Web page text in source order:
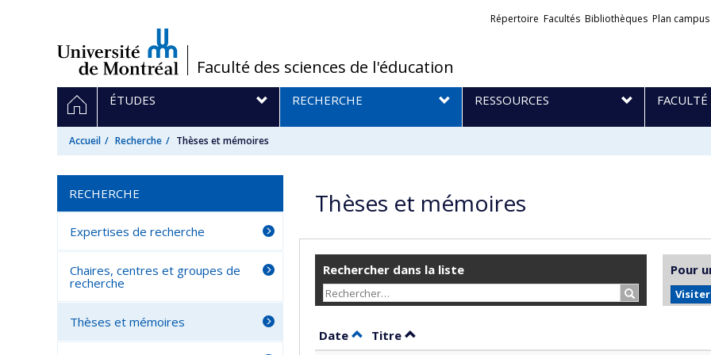
/Faculté des sciences de l'éducation
Liens
Répertoire Facultés Bibliothèques Plan campus
Navigation
principale
ACCUEIL
ÉTUDES RECHERCHE RESSOURCES FACULTÉ
Accueil Recherche Thèses et mémoires
Thèses et mémoires
Rechercher dans la liste
Rechercher…
Pour
Date Trier par date en ordre décroissant
Titre Trier par titre en ordre décroissant
RECHERCHE
Expertises de recherche
Chaires, centres et groupes de
recherche
Thèses et mémoires